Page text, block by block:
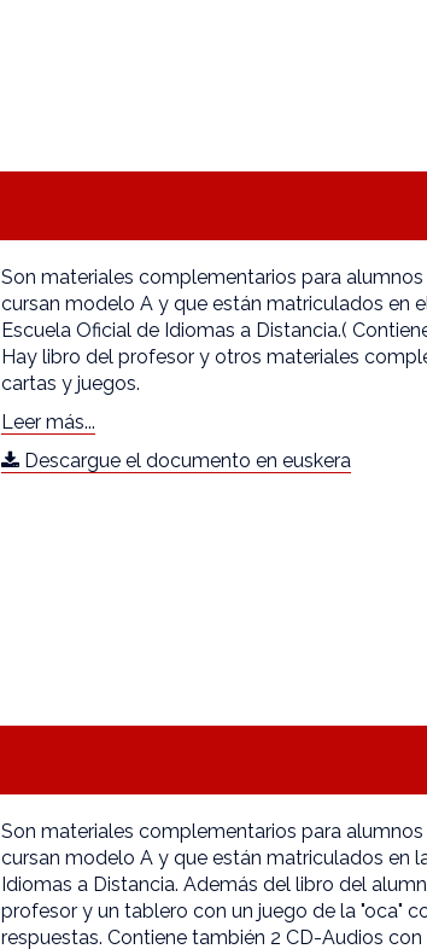
Son materiales complementarios para
cursan modelo A y que están matriculados en
Escuela Oficial de Idiomas a Distancia.(
Hay libro del profesor y otros materiales
cartas y juegos.
Leer más...
Descargue el documento en euskera
Son materiales complementarios para
cursan modelo A y que están matriculados en
Idiomas a Distancia. Además del libro del
profesor y un tablero con un juego de la "oca"
respuestas. Contiene también 2 CD-Audios